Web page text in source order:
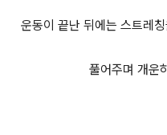
운동이 끝난 뒤에는 스트레
풀어주며 개운